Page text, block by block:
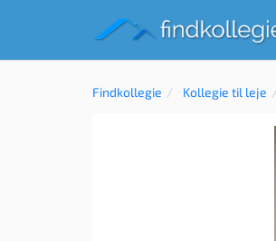
Findkollegie Kollegie til leje